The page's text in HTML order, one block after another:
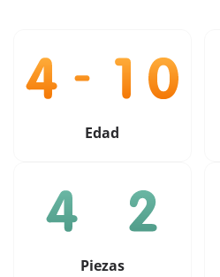
Edad
Piezas